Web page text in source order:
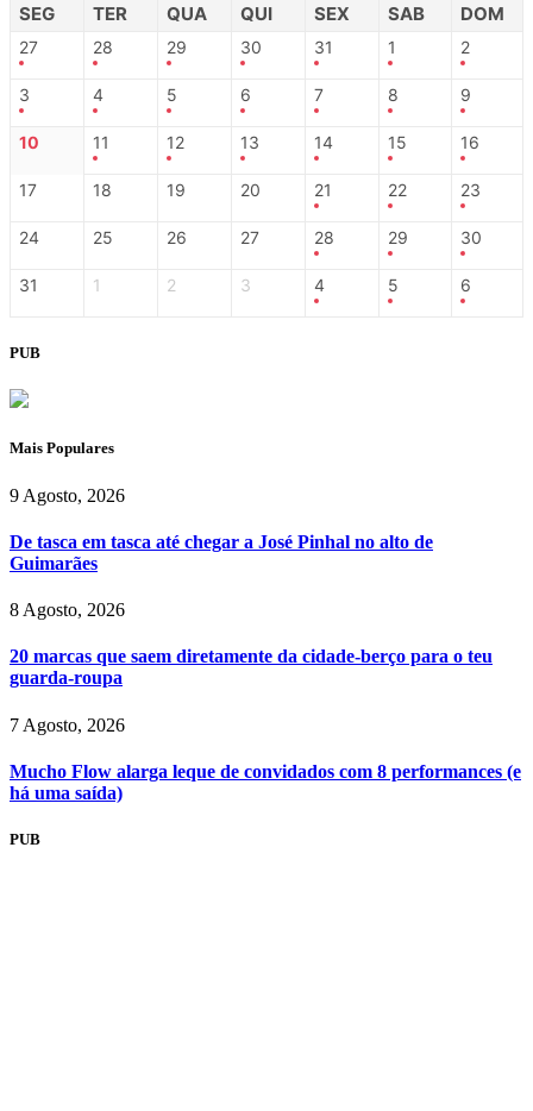
SEG TER QUA QUI SEX SAB DOM
27 28 29 30 31 1 2
3 4 5 6 7 8 9
10 11 12 13 14 15 16
17 18 19 20 21 22 23
24 25 26 27 28 29 30
31 1 2 3 4 5 6
PUB
Mais Populares
9 Agosto, 2026
De tasca em tasca até chegar a José Pinhal no alto de
Guimarães
8 Agosto, 2026
20 marcas que saem diretamente da cidade-berço para o teu
guarda-roupa
7 Agosto, 2026
Mucho Flow alarga leque de convidados com 8 performances (e
há uma saída)
PUB